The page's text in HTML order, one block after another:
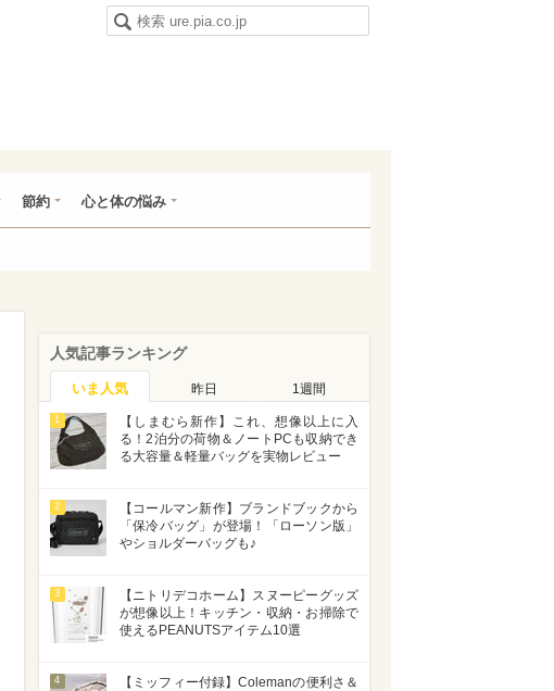
節約 心と体の悩み
人気記事ランキング
いま人気 昨日 1週間
1
【しまむら新作】これ、想像以上に入
る！2泊分の荷物＆ノートPCも収納でき
る大容量＆軽量バッグを実物レビュー
2
【コールマン新作】ブランドブックから
「保冷バッグ」が登場！「ローソン版」
やショルダーバッグも♪
3
【ニトリデコホーム】スヌーピーグッズ
が想像以上！キッチン・収納・お掃除で
使えるPEANUTSアイテム10選
4
【ミッフィー付録】Colemanの便利さ＆